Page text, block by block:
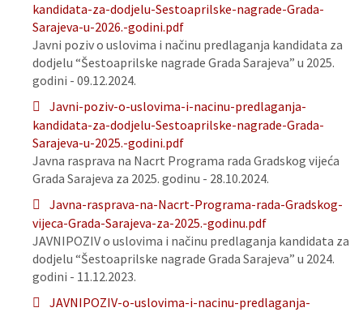
kandidata-za-dodjelu-Sestoaprilske-nagrade-Grada-
Sarajeva-u-2026.-godini.pdf
Javni poziv o uslovima i načinu predlaganja kandidata za
dodjelu “Šestoaprilske nagrade Grada Sarajeva” u 2025.
godini - 09.12.2024.
Javni-poziv-o-uslovima-i-nacinu-predlaganja-
kandidata-za-dodjelu-Sestoaprilske-nagrade-Grada-
Sarajeva-u-2025.-godini.pdf
Javna rasprava na Nacrt Programa rada Gradskog vijeća
Grada Sarajeva za 2025. godinu - 28.10.2024.
Javna-rasprava-na-Nacrt-Programa-rada-Gradskog-
vijeca-Grada-Sarajeva-za-2025.-godinu.pdf
JAVNIPOZIV o uslovima i načinu predlaganja kandidata za
dodjelu “Šestoaprilske nagrade Grada Sarajeva” u 2024.
godini - 11.12.2023.
JAVNIPOZIV-o-uslovima-i-nacinu-predlaganja-